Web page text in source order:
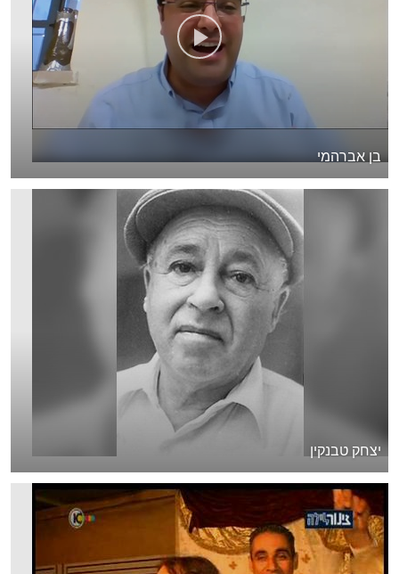
בן אברהמי
יצחק טבנקין